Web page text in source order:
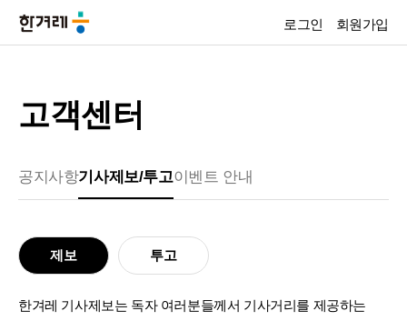
로그인 회원가입
고객센터
공지사항기사제보/투고이벤트 안내
제보 투고
한겨레 기사제보는 독자 여러분들께서 기사거리를 제공하는